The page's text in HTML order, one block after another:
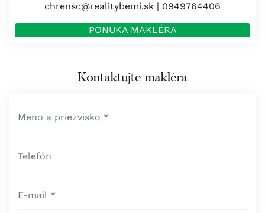
chrensc@realitybemi.sk | 0949764406
PONUKA MAKLÉRA
Kontaktujte makléra